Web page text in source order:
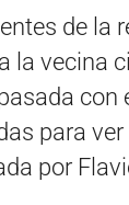
de la
la vecina
con
para
por